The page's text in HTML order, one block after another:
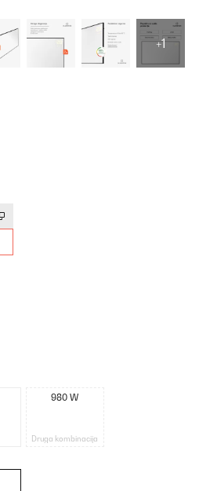
+1
980 W
Druga kombinacija